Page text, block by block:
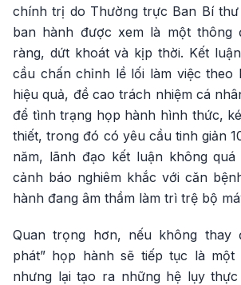
chính trị do Thường trực Ban Bí
ban hành được xem là một thông
ràng, dứt khoát và kịp thời. Kết
cầu chấn chỉnh lề lối làm việc theo
hiệu quả, đề cao trách nhiệm cá
để tình trạng họp hành hình thức,
thiết, trong đó có yêu cầu tinh giản
năm, lãnh đạo kết luận không
cảnh báo nghiêm khắc với căn
hành đang âm thầm làm trì trệ bộ
Quan trọng hơn, nếu không thay
phát” họp hành sẽ tiếp tục là
nhưng lại tạo ra những hệ lụy